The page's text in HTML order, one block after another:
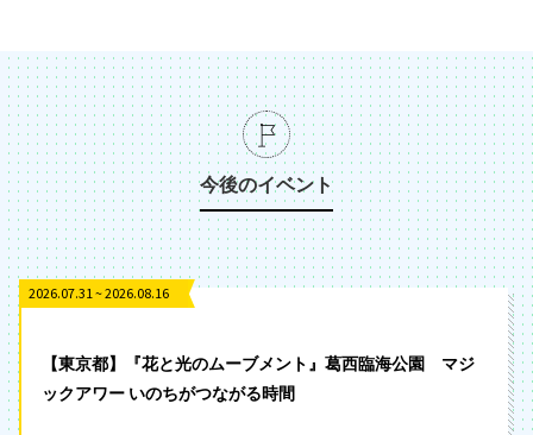
今後のイベント
2026.07.31 ~ 2026.08.16
【東京都】『花と光のムーブメント』葛西臨海公園 マジ
ックアワー いのちがつながる時間